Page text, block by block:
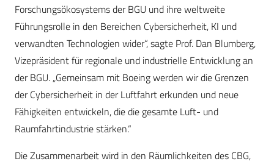
Forschungsökosystems der BGU und ihre weltweite
Führungsrolle in den Bereichen Cybersicherheit, KI und
verwandten Technologien wider“, sagte Prof. Dan Blumberg,
Vizepräsident für regionale und industrielle Entwicklung an
der BGU. „Gemeinsam mit Boeing werden wir die Grenzen
der Cybersicherheit in der Luftfahrt erkunden und neue
Fähigkeiten entwickeln, die die gesamte Luft- und
Raumfahrtindustrie stärken.“
Die Zusammenarbeit wird in den Räumlichkeiten des CBG,